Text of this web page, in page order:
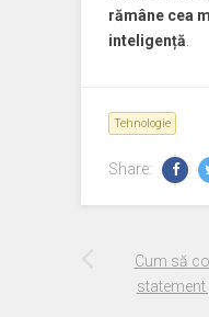
rămâne cea
inteligență
Tehnologie
Share:
Cum să